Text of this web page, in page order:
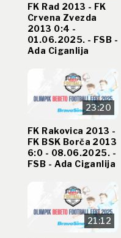
FK Rad 2013 - FK
Crvena Zvezda
2013 0:4 -
01.06.2025. - FSB -
Ada Ciganlija
23:20
FK Rakovica 2013 -
FK BSK Borča 2013
6:0 - 08.06.2025. -
FSB - Ada Ciganlija
21:12